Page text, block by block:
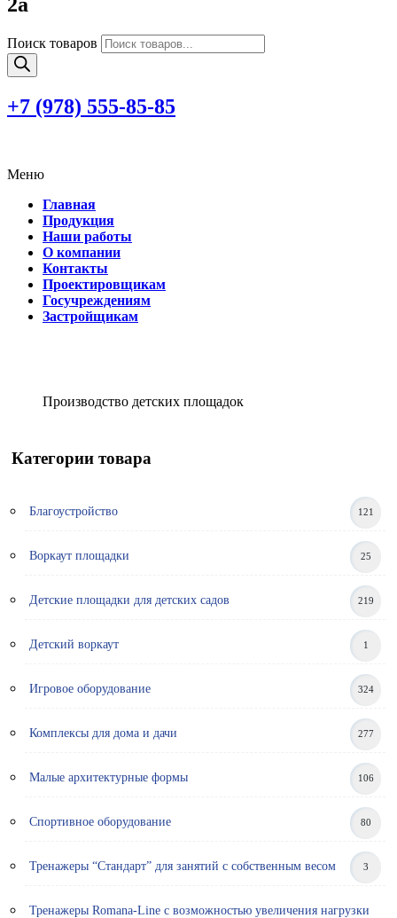
Поиск товаров
+7 (978) 555-85-85
Меню
Главная
Продукция
Наши работы
О компании
Контакты
Проектировщикам
Госучреждениям
Застройщикам
Производство детских площадок
Категории товара
Благоустройство 121
Воркаут площадки 25
Детские площадки для детских садов 219
Детский воркаут 1
Игровое оборудование 324
Комплексы для дома и дачи 277
Малые архитектурные формы 106
Спортивное оборудование 80
Тренажеры “Стандарт” для занятий с собственным весом 3
Тренажеры Romana-Line с возможностью увеличения нагрузки